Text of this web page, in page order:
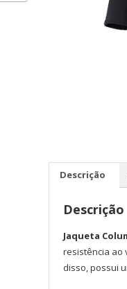
Descrição
Descrição
Jaqueta
resistência ao
disso, possui